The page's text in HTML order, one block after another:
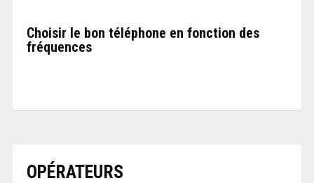
Choisir le bon téléphone en fonction des
fréquences
OPÉRATEURS